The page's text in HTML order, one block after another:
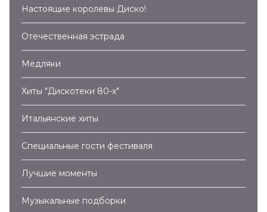
Настоящие королевы Диско!
Отечественная эстрада
Медляки
Хиты "Дискотеки 80-х"
Итальянские хиты
Специальные гости фестиваля
Лучшие моменты
Музыкальные подборки